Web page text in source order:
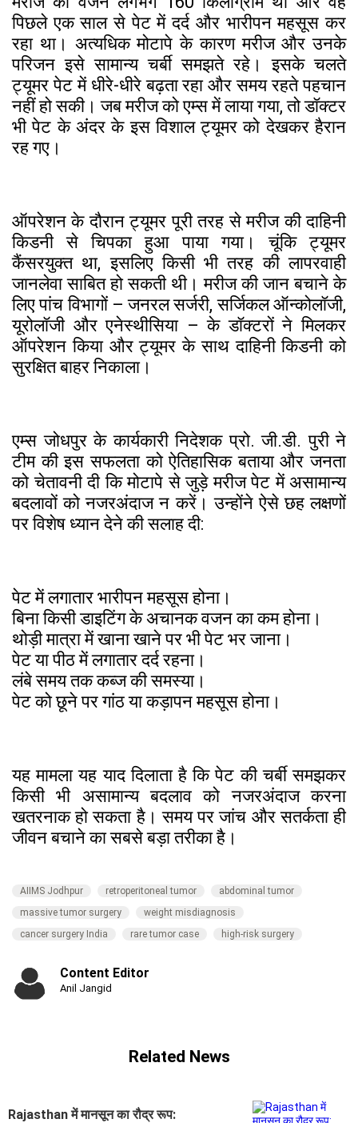
पिछले एक साल से पेट में दर्द और भारीपन महसूस कर
रहा था। अत्यधिक मोटापे के कारण मरीज और उनके
परिजन इसे सामान्य चर्बी समझते रहे। इसके चलते
ट्यूमर पेट में धीरे-धीरे बढ़ता रहा और समय रहते पहचान
नहीं हो सकी। जब मरीज को एम्स में लाया गया, तो डॉक्टर
भी पेट के अंदर के इस विशाल ट्यूमर को देखकर हैरान
रह गए।
ऑपरेशन के दौरान ट्यूमर पूरी तरह से मरीज की दाहिनी
किडनी से चिपका हुआ पाया गया। चूंकि ट्यूमर
कैंसरयुक्त था, इसलिए किसी भी तरह की लापरवाही
जानलेवा साबित हो सकती थी। मरीज की जान बचाने के
लिए पांच विभागों – जनरल सर्जरी, सर्जिकल ऑन्कोलॉजी,
यूरोलॉजी और एनेस्थीसिया – के डॉक्टरों ने मिलकर
ऑपरेशन किया और ट्यूमर के साथ दाहिनी किडनी को
सुरक्षित बाहर निकाला।
एम्स जोधपुर के कार्यकारी निदेशक प्रो. जी.डी. पुरी ने
टीम की इस सफलता को ऐतिहासिक बताया और जनता
को चेतावनी दी कि मोटापे से जुड़े मरीज पेट में असामान्य
बदलावों को नजरअंदाज न करें। उन्होंने ऐसे छह लक्षणों
पर विशेष ध्यान देने की सलाह दी:
पेट में लगातार भारीपन महसूस होना।
बिना किसी डाइटिंग के अचानक वजन का कम होना।
थोड़ी मात्रा में खाना खाने पर भी पेट भर जाना।
पेट या पीठ में लगातार दर्द रहना।
लंबे समय तक कब्ज की समस्या।
पेट को छूने पर गांठ या कड़ापन महसूस होना।
यह मामला यह याद दिलाता है कि पेट की चर्बी समझकर
किसी भी असामान्य बदलाव को नजरअंदाज करना
खतरनाक हो सकता है। समय पर जांच और सतर्कता ही
जीवन बचाने का सबसे बड़ा तरीका है।
AIIMS Jodhpur retroperitoneal tumor
abdominal tumor
massive tumor surgery
weight misdiagnosis
cancer surgery India
rare tumor case high-risk surgery
Content Editor
Anil Jangid
Related News
Rajasthan में मानसून का रौद्र रूप: